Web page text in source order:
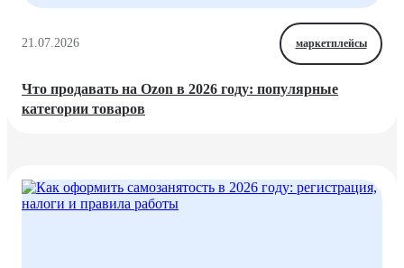
21.07.2026 маркетплейсы
Что продавать на Ozon в 2026 году: популярные
категории товаров